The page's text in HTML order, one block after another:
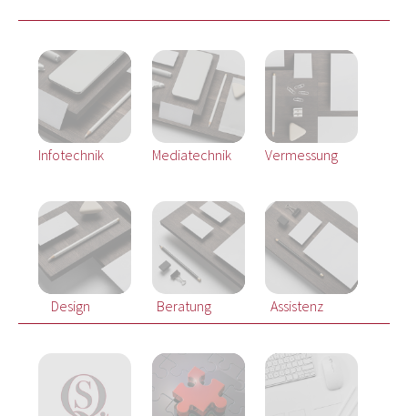
Infotechnik Mediatechnik Vermessung
Design Beratung Assistenz